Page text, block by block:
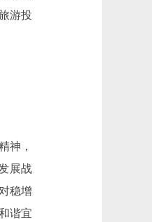
游投
神，
展战
稳增
谐宜